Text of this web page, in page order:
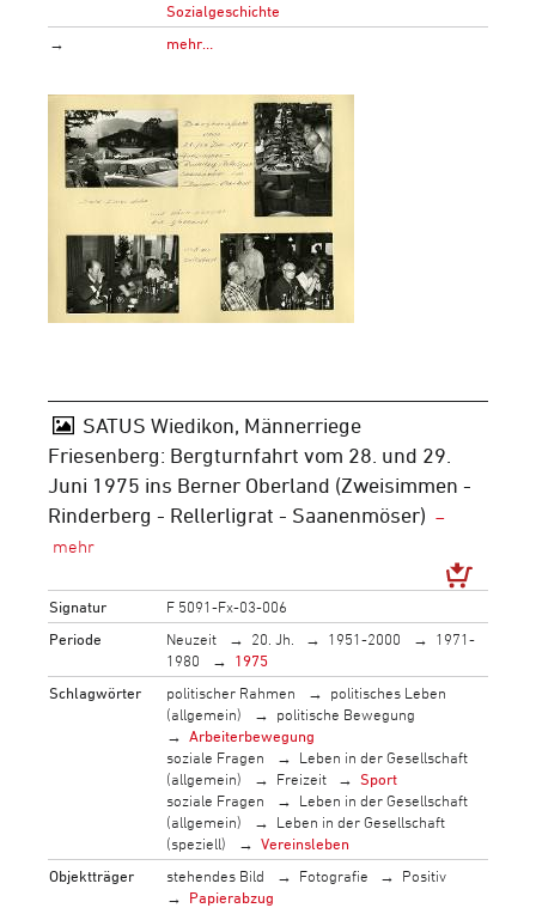
Sozialgeschichte
→
mehr…
SATUS Wiedikon, Männerriege
Friesenberg: Bergturnfahrt vom 28. und 29.
Juni 1975 ins Berner Oberland (Zweisimmen -
Rinderberg - Rellerligrat - Saanenmöser)
Signatur
F 5091-Fx-03-006
Periode
Neuzeit 20. Jh. 1951-2000
1971-
1980
1975
Schlagwörter
politischer Rahmen
politisches Leben
(allgemein)
politische Bewegung
Arbeiterbewegung
soziale Fragen
Leben in der Gesellschaft
(allgemein)
Freizeit
Sport
soziale Fragen
Leben in der Gesellschaft
(allgemein)
Leben in der Gesellschaft
(speziell)
Vereinsleben
Objektträger
stehendes Bild Fotografie
Positiv
Papierabzug